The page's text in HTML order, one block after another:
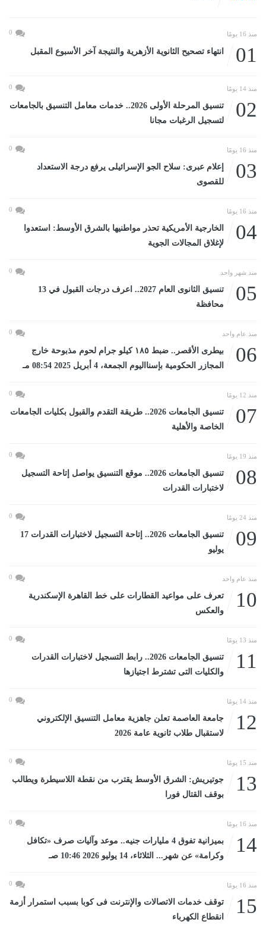
منذ 16 يومًا 0
01 انتهاء تصحيح الثانوية الأزهرية والنتيجة آخر الأسبوع المقبل
منذ 14 يومًا 0
02
تنسيق المرحلة الأولى 2026.. خدمات معامل التنسيق بالجامعات
لتسجيل الرغبات مجانا
منذ 16 يومًا 0
03
إعلام عبرى: سلاح الجو الإسرائيلى يرفع درجة الاستعداد
للقصوى
منذ 16 يومًا 0
04
الخارجية الأمريكية تحذر مواطنيها بالشرق الأوسط: استعدوا
لإغلاق المجالات الجوية
منذ شهر واحد 0
05
تنسيق الثانوى العام 2027.. اعرف درجات القبول في 13
محافظة
منذ عام واحد 0
06
بيطرى الأقصر.. ضبط ١٨٥ كيلو جرام لحوم مذبوحة خارج
المجازر الحكومية بإسنااليوم الجمعة، 4 أبريل 2025 08:54 مـ
منذ 12 يومًا 0
07
تنسيق الجامعات 2026.. طريقة التقدم والقبول بكليات الجامعات
الخاصة والأهلية
منذ 19 يومًا 0
08
تنسيق الجامعات 2026.. موقع التنسيق يواصل إتاحة التسجيل
لاختبارات القدرات
منذ 24 يومًا 0
09
تنسيق الجامعات 2026.. إتاحة التسجيل لاختبارات القدرات 17
يوليو
منذ عام واحد 0
10
تعرف على مواعيد القطارات على خط القاهرة الإسكندرية
والعكس
منذ 13 يومًا 0
11
تنسيق الجامعات 2026.. رابط التسجيل لاختبارات القدرات
والكليات التى تشترط اجتيازها
منذ 14 يومًا 0
12
جامعة العاصمة تعلن جاهزية معامل التنسيق الإلكتروني
لاستقبال طلاب ثانوية عامة 2026
منذ 15 يومًا 0
13
جوتيريش: الشرق الأوسط يقترب من نقطة اللاسيطرة ويطالب
بوقف القتال فورا
منذ 16 يومًا 0
14
بميزانية تفوق 4 مليارات جنيه.. موعد وآليات صرف «تكافل
وكرامة» عن شهر... الثلاثاء، 14 يوليو 2026 10:46 صـ
منذ 16 يومًا 0
15
توقف خدمات الاتصالات والإنترنت فى كوبا بسبب استمرار أزمة
انقطاع الكهرباء